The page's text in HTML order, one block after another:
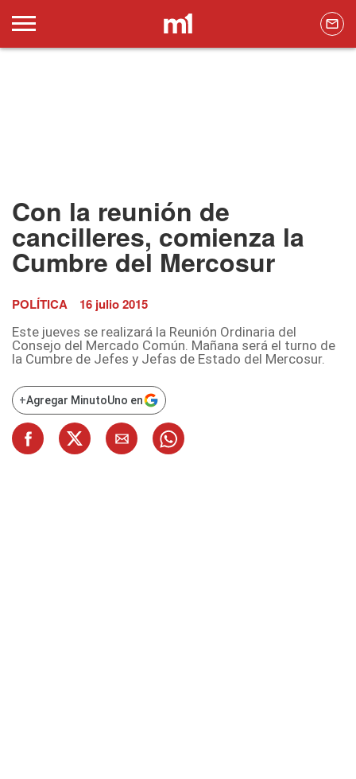
Con la reunión de
cancilleres, comienza la
Cumbre del Mercosur
POLÍTICA 16 julio 2015
Este jueves se realizará la Reunión Ordinaria del
Consejo del Mercado Común. Mañana será el turno de
la Cumbre de Jefes y Jefas de Estado del Mercosur.
+Agregar MinutoUno en